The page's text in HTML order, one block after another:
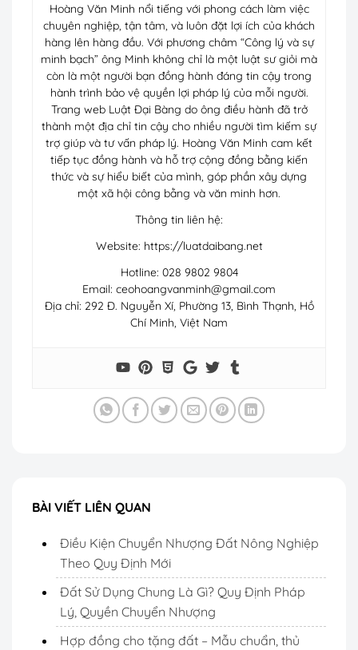
Hoàng Văn Minh nổi tiếng với phong cách làm việc
chuyên nghiệp, tận tâm, và luôn đặt lợi ích của khách
hàng lên hàng đầu. Với phương châm “Công lý và sự
minh bạch” ông Minh không chỉ là một luật sư giỏi mà
còn là một người bạn đồng hành đáng tin cậy trong
hành trình bảo vệ quyền lợi pháp lý của mỗi người.
Trang web Luật Đại Bàng do ông điều hành đã trở
thành một địa chỉ tin cậy cho nhiều người tìm kiếm sự
trợ giúp và tư vấn pháp lý. Hoàng Văn Minh cam kết
tiếp tục đồng hành và hỗ trợ cộng đồng bằng kiến
thức và sự hiểu biết của mình, góp phần xây dựng
một xã hội công bằng và văn minh hơn.
Thông tin liên hệ:
Website: https://luatdaibang.net
Hotline: 028 9802 9804
Email: ceohoangvanminh@gmail.com
Địa chỉ: 292 Đ. Nguyễn Xí, Phường 13, Bình Thạnh, Hồ
Chí Minh, Việt Nam
BÀI VIẾT LIÊN QUAN
Điều Kiện Chuyển Nhượng Đất Nông Nghiệp
Theo Quy Định Mới
Đất Sử Dụng Chung Là Gì? Quy Định Pháp
Lý, Quyền Chuyển Nhượng
Hợp đồng cho tặng đất – Mẫu chuẩn, thủ